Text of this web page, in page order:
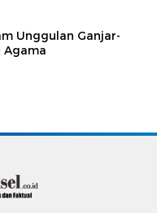
Unggulan Ganjar-
Agama